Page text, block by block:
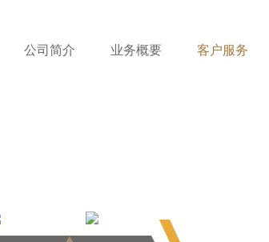
公司简介 业务概要 客户服务